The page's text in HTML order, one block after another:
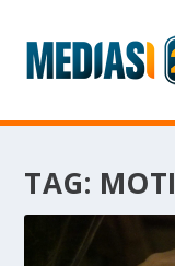
TAG: